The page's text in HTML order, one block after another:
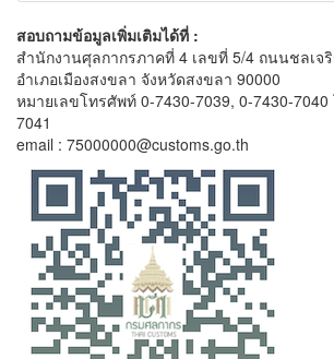
สอบถามข้อมูลเพิ่มเติมได้ที่ :
สำนักงานศุลกากรภาคที่ 4 เลขที่ 5/4 ถนนชลเจ
อำเภอเมืองสงขลา จังหวัดสงขลา 90000
หมายเลขโทรศัพท์ 0-7430-7039, 0-7430-7040
7041
email : 75000000@customs.go.th